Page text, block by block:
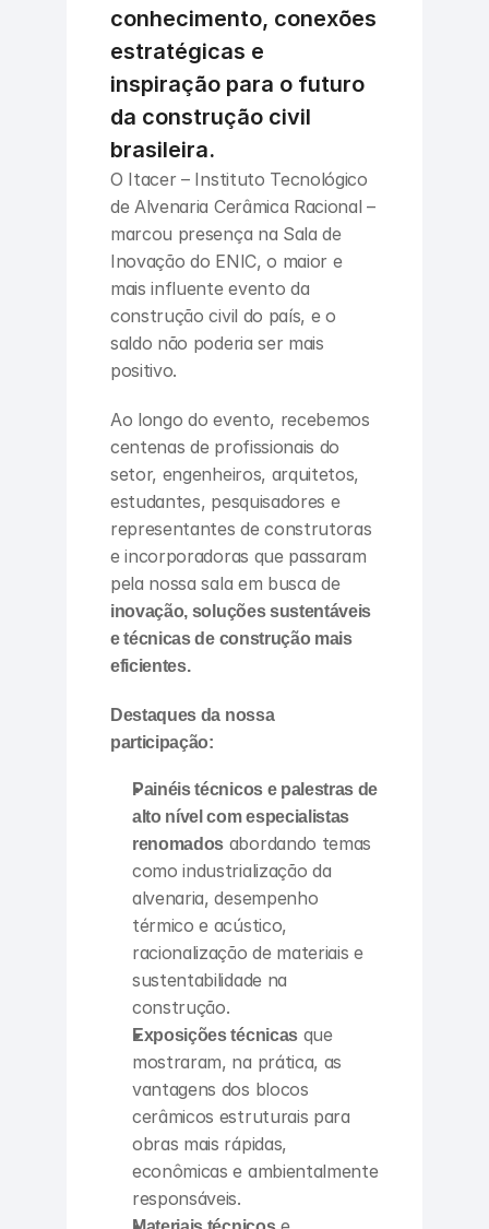
conhecimento, conexões
estratégicas e
inspiração para o futuro
da construção civil
brasileira.
O Itacer – Instituto Tecnológico
de Alvenaria Cerâmica Racional –
marcou presença na Sala de
Inovação do ENIC, o maior e
mais influente evento da
construção civil do país, e o
saldo não poderia ser mais
positivo.
Ao longo do evento, recebemos
centenas de profissionais do
setor, engenheiros, arquitetos,
estudantes, pesquisadores e
representantes de construtoras
e incorporadoras que passaram
pela nossa sala em busca de
inovação, soluções sustentáveis
e técnicas de construção mais
eficientes.
Destaques da nossa
participação:
Painéis técnicos e palestras de
alto nível com especialistas
renomados abordando temas
como industrialização da
alvenaria, desempenho
térmico e acústico,
racionalização de materiais e
sustentabilidade na
construção.
Exposições técnicas que
mostraram, na prática, as
vantagens dos blocos
cerâmicos estruturais para
obras mais rápidas,
econômicas e ambientalmente
responsáveis.